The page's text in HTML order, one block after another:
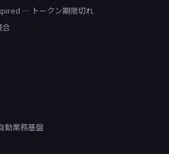
— トークン期限切れ
合
動業務基盤